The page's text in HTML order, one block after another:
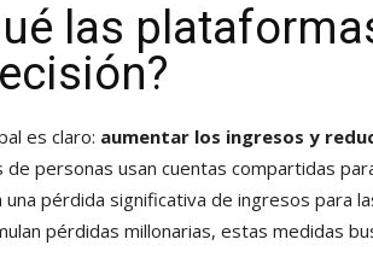
las
es claro: aumentar los ingresos y
de personas usan cuentas compartidas
pérdida significativa de ingresos para
pérdidas millonarias, estas medidas